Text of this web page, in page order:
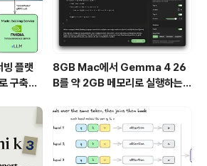
변화..
플랫
구축한
8GB Mac에서 Gemma 4 26
B를 약 2GB 메모리로 실행하는 T